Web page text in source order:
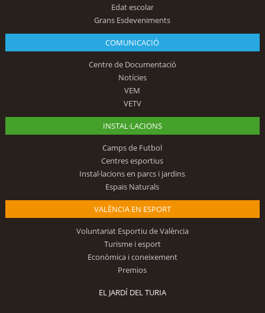
Edat escolar
Grans Esdeveniments
COMUNICACIÓ
Centre de Documentació
Notícies
VEM
VETV
INSTAL·LACIONS
Camps de Futbol
Centres esportius
Instal·lacions en parcs i jardins
Espais Naturals
VALÈNCIA EN ESPORT
Voluntariat Esportiu de València
Turisme i esport
Econòmica i coneixement
Premios
EL JARDÍ DEL TURIA